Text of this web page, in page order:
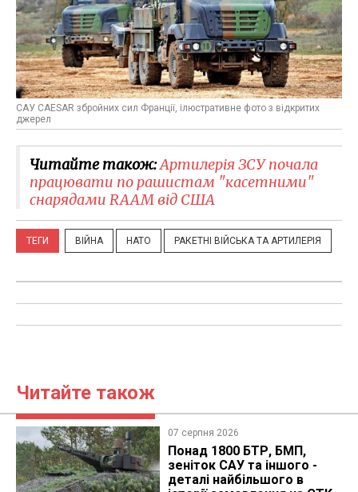
САУ CAESAR збройних сил Франції, ілюстративне фото з відкритих
джерел
Читайте також:Артилерія ЗСУ почала
працювати по рашистам "касетними"
снарядами RAAM від США
ТЕГИ ВІЙНА НАТО РАКЕТНІ ВІЙСЬКА ТА АРТИЛЕРІЯ
Читайте також
07 серпня 2026
Понад 1800 БТР, БМП,
зеніток САУ та іншого -
деталі найбільшого в